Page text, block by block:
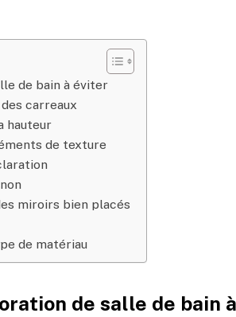
de bain à éviter
carreaux
hauteur
de texture
miroirs bien placés
de matériau
de salle de bain